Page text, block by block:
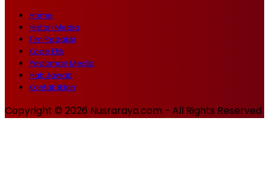
Home
Histori Media
Tim Redaksi
Kode Etik
Pedoman Media
Hak Jawab
Kontak Iklan
Copyright © 2026 Nusraraya.com - All Rights Reserved